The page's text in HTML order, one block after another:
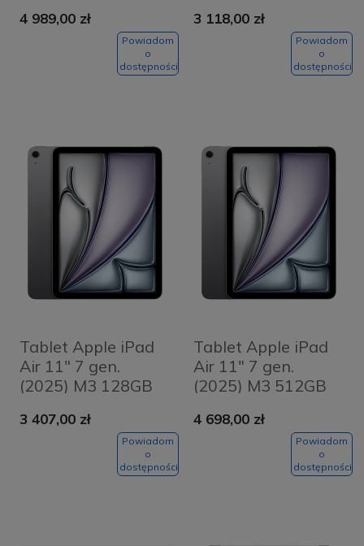
szarość - Space
4 989,00 zł
Powiadom
o
dostępności
Fioletowy - Purple
3 118,00 zł
Powiadom
o
dostępności
Tablet Apple iPad
Air 11" 7 gen.
(2025) M3 128GB
Gwiezdna szarość -
3 407,00 zł
Powiadom
o
dostępności
Tablet Apple iPad
Air 11" 7 gen.
(2025) M3 512GB
Gwiezdna szarość -
4 698,00 zł
Powiadom
o
dostępności